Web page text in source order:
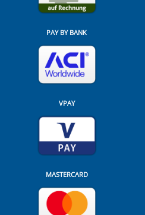
PAY BY BANK
VPAY
MASTERCARD